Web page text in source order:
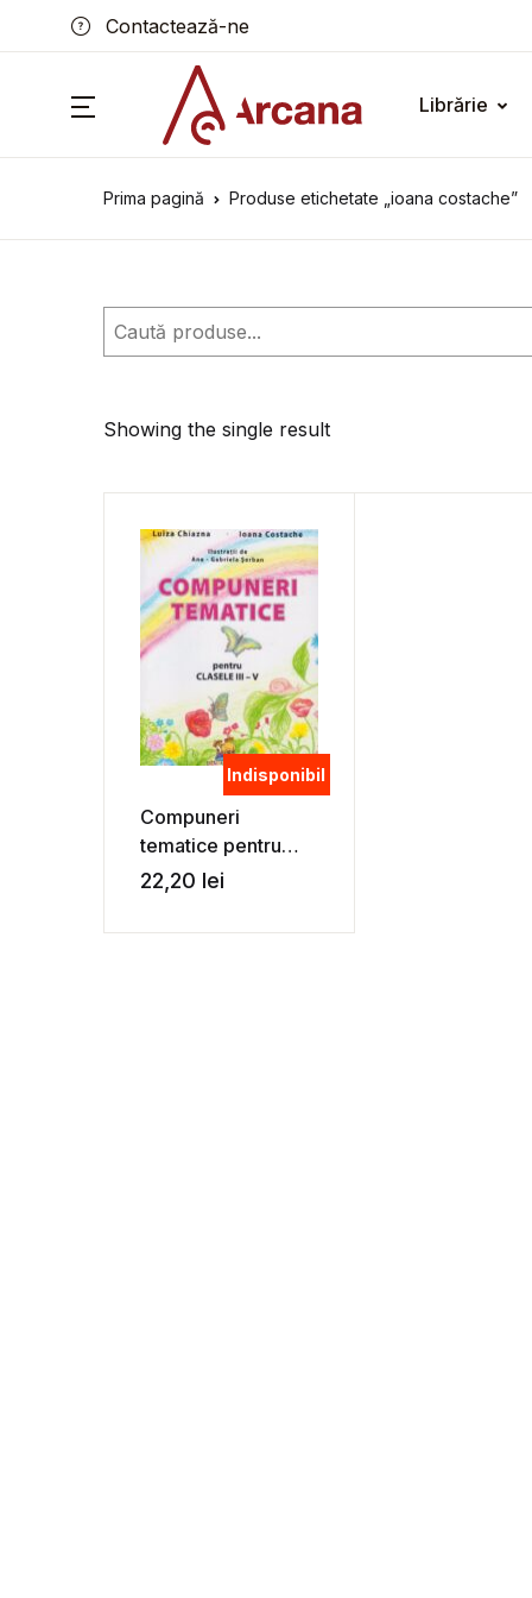
Contactează-ne
Librărie
Prima pagină Produse etichetate „ioana costache”
Caută
Showing the single result
Indisponibil
Compuneri
tematice pentru
clasele III-V – Luiza
Costache
22,20 lei